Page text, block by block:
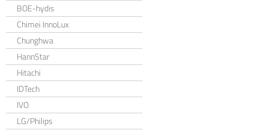
BOE-hydis
Chimei InnoLux
Chunghwa
HannStar
Hitachi
IDTech
IVO
LG/Philips